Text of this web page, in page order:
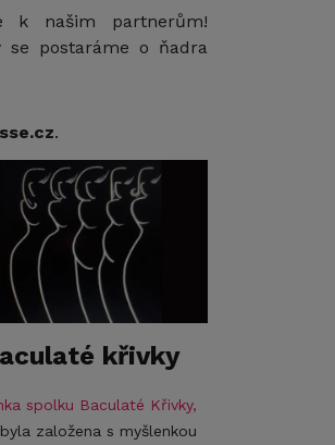
k našim partnerům!
se postaráme o ňadra
.
křivky
spolku Baculaté Křivky,
založena s myšlenkou